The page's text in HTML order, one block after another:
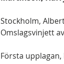
Stockholm,
Omslagsvinjett
Första